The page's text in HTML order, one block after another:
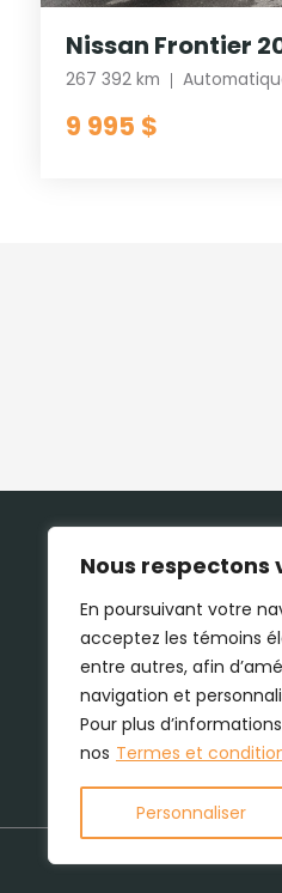
Nous respectons
En poursuivant votre
acceptez les témoins
entre autres, afin
navigation et
Pour plus
nos Termes et
Personnaliser
Nissan Frontier
267 392 km
9 995 $